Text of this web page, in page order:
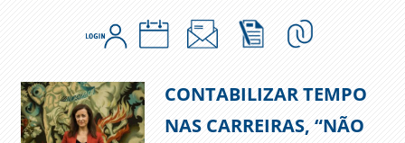
CONTABILIZAR TEMPO
NAS CARREIRAS, “NÃO